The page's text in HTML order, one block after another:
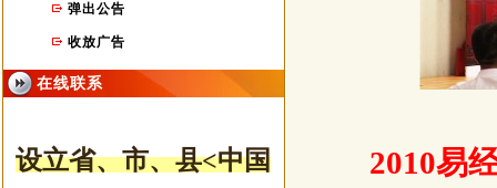
弹出公告
收放广告
在线联系
设立省、市、县<中国
2010易